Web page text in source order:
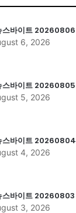
스바이트 20260806
6, 2026
스바이트 20260805
5, 2026
스바이트 20260804
4, 2026
스바이트 20260803
3, 2026